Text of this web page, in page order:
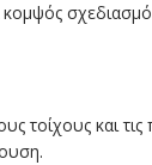
τοίχους και